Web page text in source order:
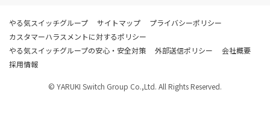
やる気スイッチグループ サイトマップ
プライバシーポリシー
カスタマーハラスメントに対するポリシー
やる気スイッチグループの安心・安全対策
外部送信ポリシー
会社概要
採用情報
© YARUKI Switch Group Co.,Ltd. All Rights Reserved.